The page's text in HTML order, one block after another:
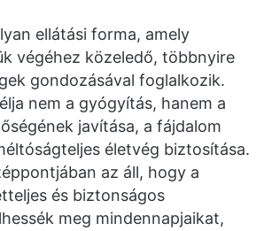
ellátási forma, amely
végéhez közeledő, többnyire
gondozásával foglalkozik.
nem a gyógyítás, hanem a
javítása, a fájdalom
életvég biztosítása.
az áll, hogy a
és biztonságos
meg mindennapjaikat,